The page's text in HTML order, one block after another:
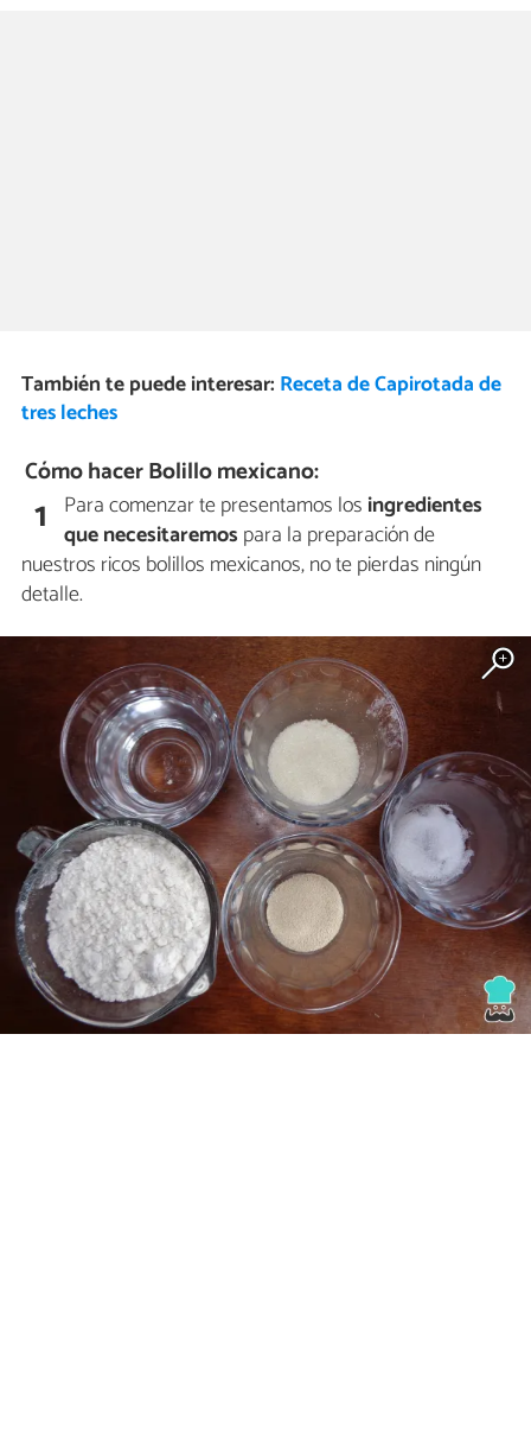
También te puede interesar: Receta de Capirotada de
tres leches
Cómo hacer Bolillo mexicano:
1 Para comenzar te presentamos los ingredientes
que necesitaremos para la preparación de
nuestros ricos bolillos mexicanos, no te pierdas ningún
detalle.